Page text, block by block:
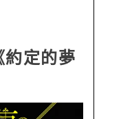
約定的夢